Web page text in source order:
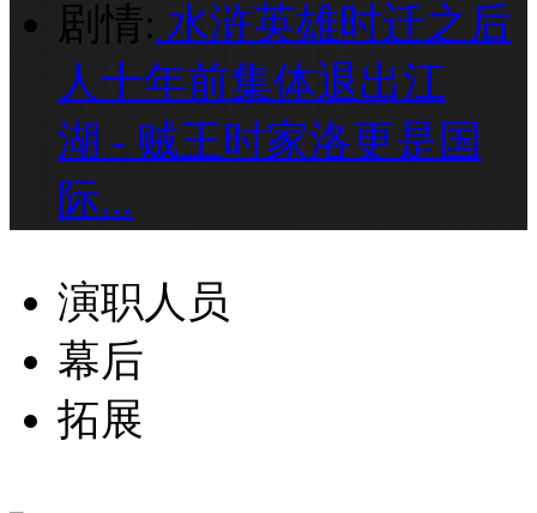
剧情: 水浒英雄时迁之后
人十年前集体退出江
湖 - 贼王时家洛更是国
际...
演职人员
幕后
拓展